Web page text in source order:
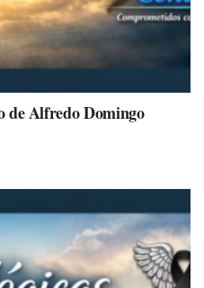
de Alfredo Domingo